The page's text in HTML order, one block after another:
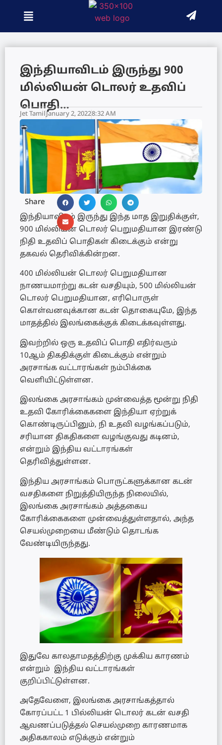
இந்தியாவிடம் இருந்து 900
மில்லியன் டொலர் உதவிப்
பொதி…
Jet Tamil January 2, 20228:32 AM
Share
இந்தியாவிடம் இருந்து இந்த மாத இறுதிக்குள்,
900 மில்லியன் டொலர் பெறுமதியான இரண்டு
நிதி உதவிப் பொதிகள் கிடைக்கும் என்று
தகவல் தெரிவிக்கின்றன.
400 மில்லியன் டொலர் பெறுமதியான
நாணயமாற்று கடன் வசதியும், 500 மில்லியன்
டொலர் பெறுமதியான, எரிபொருள்
கொள்வனவுக்கான கடன் தொகையுமே, இந்த
மாதத்தில் இலங்கைக்குக் கிடைக்கவுள்ளது.
இவற்றில் ஒரு உதவிப் பொதி எதிர்வரும்
10ஆம் திகதிக்குள் கிடைக்கும் என்றும்
அரசாங்க வட்டாரங்கள் நம்பிக்கை
வெளியிட்டுள்ளன.
இலங்கை அரசாங்கம் முன்வைத்த மூன்று நிதி
உதவி கோரிக்கைகளை இந்தியா ஏற்றுக்
கொண்டிருப்பினும், நி உதவி வழங்கப்படும்,
சரியான திகதிகளை வழங்குவது கடினம்,
என்றும் இந்திய வட்டாரங்கள்
தெரிவித்துள்ளன.
இந்திய அரசாங்கம் பொருட்களுக்கான கடன்
வசதிகளை நிறுத்தியிருந்த நிலையில்,
இலங்கை அரசாங்கம் அத்தகைய
கோரிக்கைகளை முன்வைத்துள்ளதால், அந்த
செயல்முறையை மீண்டும் தொடங்க
வேண்டியிருந்தது.
இதுவே காலதாமதத்திற்கு முக்கிய காரணம்
என்றும் இந்திய வட்டாரங்கள்
குறிப்பிட்டுள்ளன.
அதேவேளை, இலங்கை அரசாங்கத்தால்
கோரப்பட்ட 1 பில்லியன் டொலர் கடன் வசதி
ஆவணப்படுத்தல் செயல்முறை காரணமாக
அதிககாலம் எடுக்கும் என்றும்